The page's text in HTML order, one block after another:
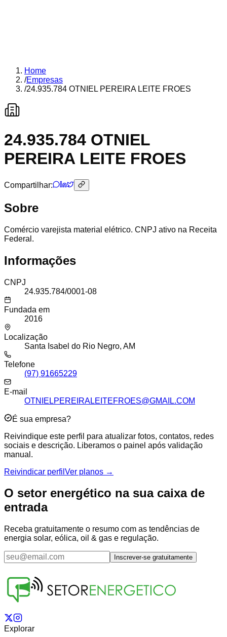
Home
/Empresas
/24.935.784 OTNIEL PEREIRA LEITE FROES
24.935.784 OTNIEL
PEREIRA LEITE FROES
Compartilhar:
Sobre
Comércio varejista material elétrico. CNPJ ativo na Receita
Federal.
Informações
CNPJ
24.935.784/0001-08
Fundada em
2016
Localização
Santa Isabel do Rio Negro, AM
Telefone
(97) 91665229
E-mail
OTNIELPEREIRALEITEFROES@GMAIL.COM
É sua empresa?
Reivindique este perfil para atualizar fotos, contatos, redes
sociais e descrição. Liberamos o painel após validação
manual.
Reivindicar perfil Ver planos →
O setor energético na sua caixa de
entrada
Receba gratuitamente o resumo com as tendências de
energia solar, eólica, oil & gas e regulação.
Inscrever-se gratuitamente
Explorar